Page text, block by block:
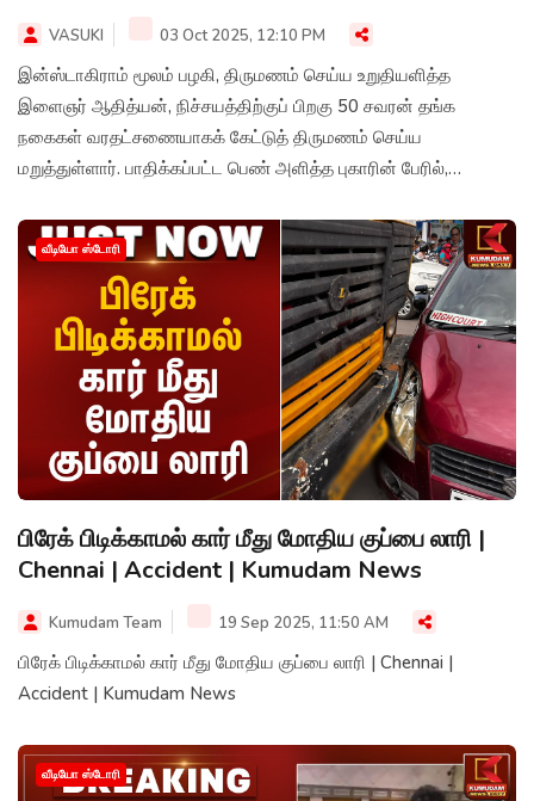
VASUKI 03 Oct 2025, 12:10 PM
இன்ஸ்டாகிராம் மூலம் பழகி, திருமணம் செய்ய உறுதியளித்த
இளைஞர் ஆதித்யன், நிச்சயத்திற்குப் பிறகு 50 சவரன் தங்க
நகைகள் வரதட்சணையாகக் கேட்டுத் திருமணம் செய்ய
மறுத்துள்ளார். பாதிக்கப்பட்ட பெண் அளித்த புகாரின் பேரில்,
செய்து சிறையில் அடைத்தனர்.
வீடியோ ஸ்டோரி
பிரேக் பிடிக்காமல் கார் மீது மோதிய குப்பை லாரி |
Chennai | Accident | Kumudam News
Kumudam Team 19 Sep 2025, 11:50 AM
பிரேக் பிடிக்காமல் கார் மீது மோதிய குப்பை லாரி | Chennai |
Accident | Kumudam News
வீடியோ ஸ்டோரி